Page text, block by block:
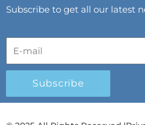
Subscribe to get all our latest
Subscribe